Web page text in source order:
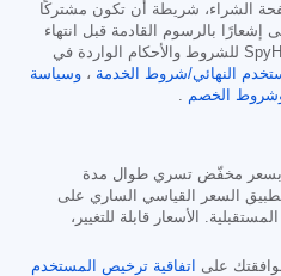
الشراء، شريطة أن تكون مشتركًا
بالرسوم القادمة قبل انتهاء
صلاحية اشتراكك. يخضع شراء SpyHunter للشروط والأحكام الواردة في
النهائي/شروط الخدمة ، وسياسة
الخصم .
أي عملية شراء لبرنامج SpyHunter بسعر مخفّض تسري طوال مدة
السعر القياسي الساري على
الأسعار قابلة للتغيير،
اتفاقية ترخيص المستخدم